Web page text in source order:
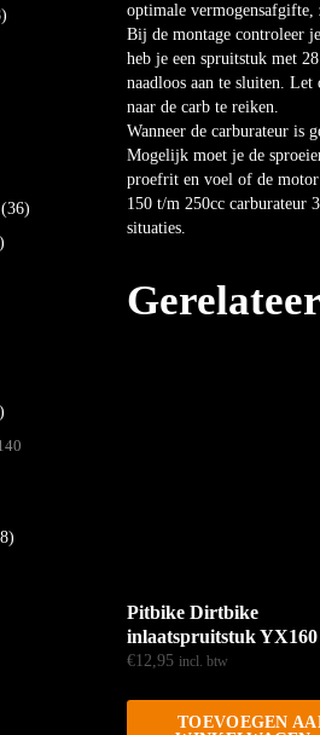
optimale
Bij de montage controleer
heb je een spruitstuk met
naadloos aan te sluiten.
naar de carb te reiken.
Wanneer de carburateur is
Mogelijk moet je de
proefrit en voel of de
150 t/m 250cc carburateur
situaties.
Pitbike Dirtbike
inlaatspruitstuk YX160
€12,95 incl. btw
TOEVOEGEN
(36)